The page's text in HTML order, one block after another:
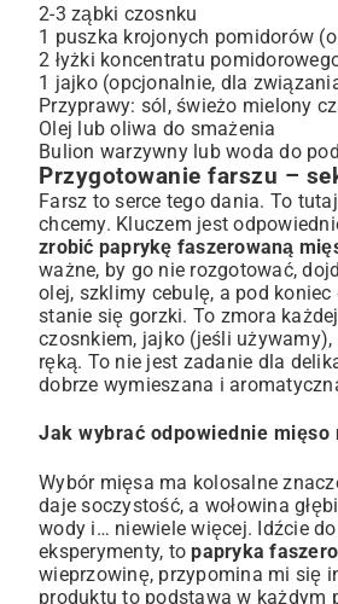
2-3 ząbki czosnku
1 puszka krojonych pomidorów
2 łyżki koncentratu
1 jajko (opcjonalnie, dla
Przyprawy: sól, świeżo mielony
Olej lub oliwa do smażenia
Bulion warzywny lub woda do
Przygotowanie farszu –
Farsz to serce tego dania. To
chcemy. Kluczem jest
zrobić paprykę faszerowaną
ważne, by go nie rozgotować,
olej, szklimy cebulę, a pod
stanie się gorzki. To zmora
czosnkiem, jajko (jeśli
ręką. To nie jest zadanie dla
dobrze wymieszana i
Jak wybrać odpowiednie mięso
Wybór mięsa ma kolosalne
daje soczystość, a wołowina
wody i… niewiele więcej. Idźcie
eksperymenty, topapryka
wieprzowinę, przypomina mi się
produktu to podstawa w każdym